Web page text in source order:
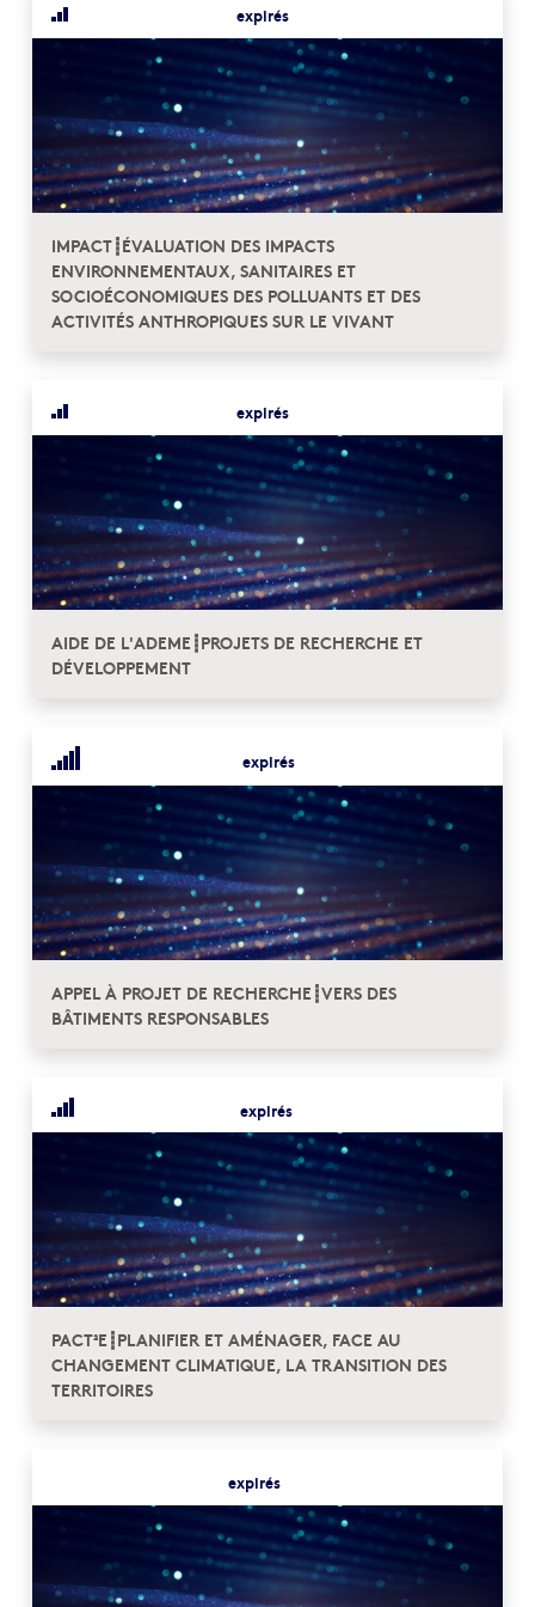
expirés
IMPACT┋ÉVALUATION DES IMPACTS
ENVIRONNEMENTAUX, SANITAIRES ET
SOCIOÉCONOMIQUES DES POLLUANTS ET DES
ACTIVITÉS ANTHROPIQUES SUR LE VIVANT
expirés
AIDE DE L'ADEME┋PROJETS DE RECHERCHE ET
DÉVELOPPEMENT
expirés
APPEL À PROJET DE RECHERCHE┋VERS DES
BÂTIMENTS RESPONSABLES
expirés
PACT²E┋PLANIFIER ET AMÉNAGER, FACE AU
CHANGEMENT CLIMATIQUE, LA TRANSITION DES
TERRITOIRES
expirés